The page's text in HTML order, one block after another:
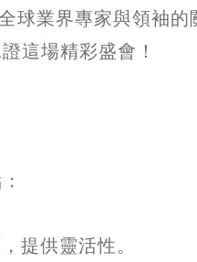
業界專家與領袖的
這場精彩盛會！
提供靈活性。